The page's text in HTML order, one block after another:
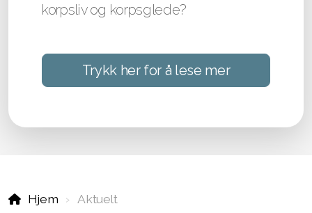
korpsliv og korpsglede?
Trykk her for å lese mer
Hjem Aktuelt